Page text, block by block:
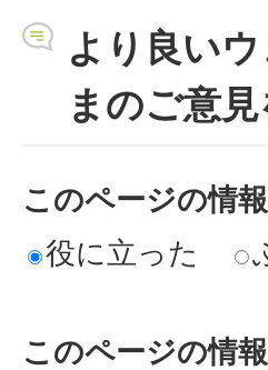
より良い
まのご意
このページの情
役に立った
このページの情